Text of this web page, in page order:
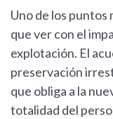
Uno de los
que ver con el
explotación. El
preservación
que obliga a la
totalidad del